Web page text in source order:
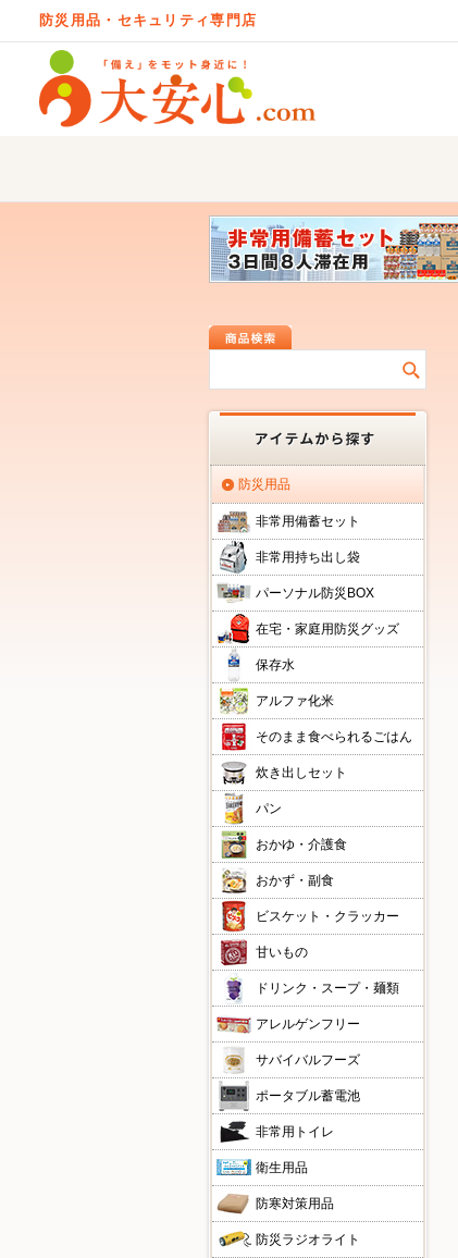
防災用品・セキュリティ専門店
防災用品
非常用備蓄セット
非常用持ち出し袋
パーソナル防災BOX
在宅・家庭用防災グッズ
保存水
アルファ化米
そのまま食べられるごはん
炊き出しセット
パン
おかゆ・介護食
おかず・副食
ビスケット・クラッカー
甘いもの
ドリンク・スープ・麺類
アレルゲンフリー
サバイバルフーズ
ポータブル蓄電池
非常用トイレ
衛生用品
防寒対策用品
防災ラジオライト